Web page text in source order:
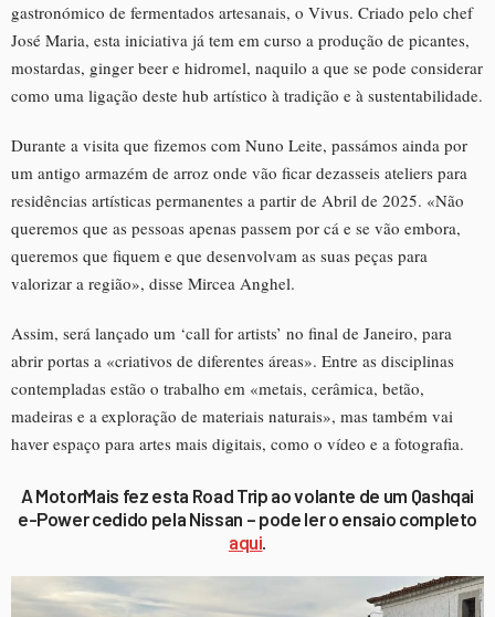
gastronómico de fermentados artesanais, o Vivus. Criado pelo chef
José Maria, esta iniciativa já tem em curso a produção de picantes,
mostardas, ginger beer e hidromel, naquilo a que se pode considerar
como uma ligação deste hub artístico à tradição e à sustentabilidade.
Durante a visita que fizemos com Nuno Leite, passámos ainda por
um antigo armazém de arroz onde vão ficar dezasseis ateliers para
residências artísticas permanentes a partir de Abril de 2025. «Não
queremos que as pessoas apenas passem por cá e se vão embora,
queremos que fiquem e que desenvolvam as suas peças para
valorizar a região», disse Mircea Anghel.
Assim, será lançado um ‘call for artists’ no final de Janeiro, para
abrir portas a «criativos de diferentes áreas». Entre as disciplinas
contempladas estão o trabalho em «metais, cerâmica, betão,
madeiras e a exploração de materiais naturais», mas também vai
haver espaço para artes mais digitais, como o vídeo e a fotografia.
A MotorMais fez esta Road Trip ao volante de um Qashqai
e-Power cedido pela Nissan – pode ler o ensaio completo
aqui.